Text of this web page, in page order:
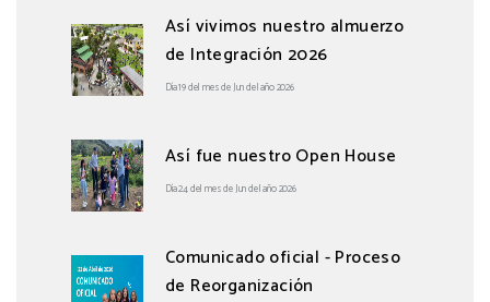
Así vivimos nuestro almuerzo
de Integración 2026
Día 19 del mes de Jun del año 2026
Así fue nuestro Open House
Día 24 del mes de Jun del año 2026
Comunicado oficial - Proceso
de Reorganización